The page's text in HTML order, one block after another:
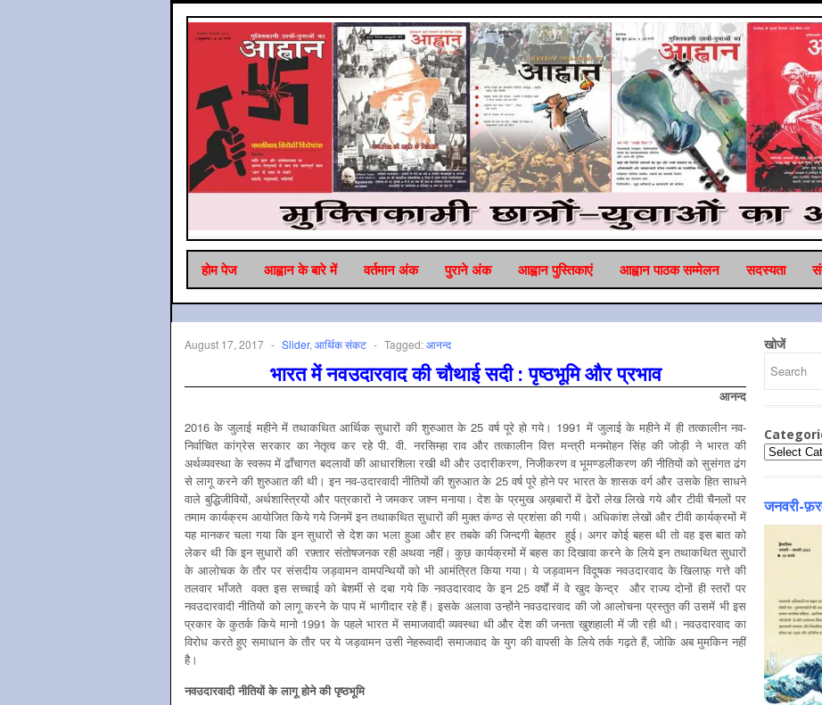
होम पेज आह्वान के बारे में वर्तमान अंक पुराने अंक आह्वान पुस्तिकाएं आह्वान पाठक सम्‍मेलन सदस्‍यता
August 17, 2017 - Slider, आर्थिक संकट - Tagged:आनन्‍द
भारत में नवउदारवाद की चौथाई सदी :पृष्ठभूमि और प्रभाव
आनन्द
2016 के जुलाई महीने में तथाकथित आर्थिक सुधारों की शुरुआत के 25 वर्ष पूरे हो गये। 1991 में जुलाई के महीने में ही तत्कालीन नव-
निर्वाचित कांग्रेस सरकार का नेतृत्व कर रहे पी. वी. नरसिम्हा राव और तत्कालीन वित्त मन्त्री मनमोहन सिंह की जोड़ी ने भारत की
अर्थव्यवस्था के स्वरूप में ढाँचागत बदलावों की आधारशिला रखी थी और उदारीकरण, निजीकरण व भूमण्डलीकरण की नीतियों को सुसंगत ढंग
से लागू करने की शुरुआत की थी। इन नव-उदारवादी नीतियों की शुरुआत के 25 वर्ष पूरे होने पर भारत के शासक वर्ग और उसके हित साधने
वाले बुद्धिजीवियों, अर्थशास्त्रियों और पत्रकारों ने जमकर जश्न मनाया। देश के प्रमुख अख़बारों में ढेरों लेख लिखे गये और टीवी चैनलों पर
तमाम कार्यक्रम आयोजित किये गये जिनमें इन तथाकथित सुधारों की मुक्त कंण्ठ से प्रशंसा की गयी। अधिकांश लेखों और टीवी कार्यक्रमों में
यह मानकर चला गया कि इन सुधारों से देश का भला हुआ और हर तबके की जिन्दगी ‍बेहतर हुई। अगर कोई बहस थी तो वह इस बात को
लेकर थी कि इन सुधारों की रफ़्तार संतोषजनक रही अथवा नहीं। कुछ कार्यक्रमों में बहस का दिखावा करने के लिये इन तथाकथित सुधारों
के आलोचक के तौर पर संसदीय जड़वामन वामपन्थियों को भी आमंत्रित किया गया। ये जड़वामन विदूषक नवउदारवाद के खिलाफ़़‍ गत्ते की
तलवार भाँजते वक्त इस सच्चाई को बेशर्मी से दबा गये कि नवउदारवाद के इन 25 वर्षों में वे खुद केन्द्र और राज्य दोनों ही स्तरों पर
नवउदारवादी नीतियों को लागू करने के पाप में भागीदार रहे हैं। इसके अलावा उन्होंने नवउदारवाद की जो आलोचना प्रस्तुत की उसमें भी इस
प्रकार के कुतर्क किये मानो 1991 के पहले भारत में समाजवादी व्यवस्था थी और देश की जनता खुशहाली में जी रही थी। नवउदारवाद का
विरोध करते हुए समाधान के तौर पर ये जड़वामन उसी नेहरूवादी समाजवाद के युग की वापसी के लिये तर्क गढ़ते हैं, जोकि अब मुमकिन नहीं
है।
नवउदारवादी नीतियों के लागू होने की पृष्ठभूमि
खोजें
Categories
जनवरी-